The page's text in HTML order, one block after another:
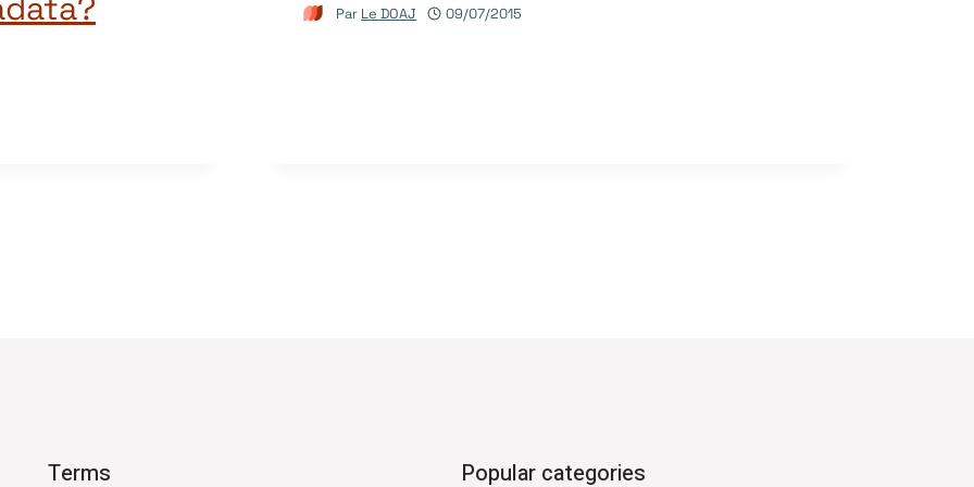
Par Le DOAJ 09/07/2015
Terms Popular categories